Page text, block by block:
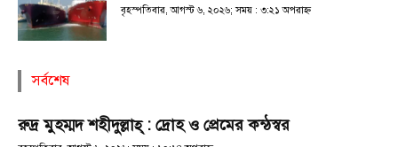
বৃহস্পতিবার, আগস্ট ৬, ২০২৬; সময় : ৩:২১ অপরাহ্ণ
সর্বশেষ
রুদ্র মুহম্মদ শহীদুল্লাহ্ : দ্রোহ ও প্রেমের কন্ঠস্বর